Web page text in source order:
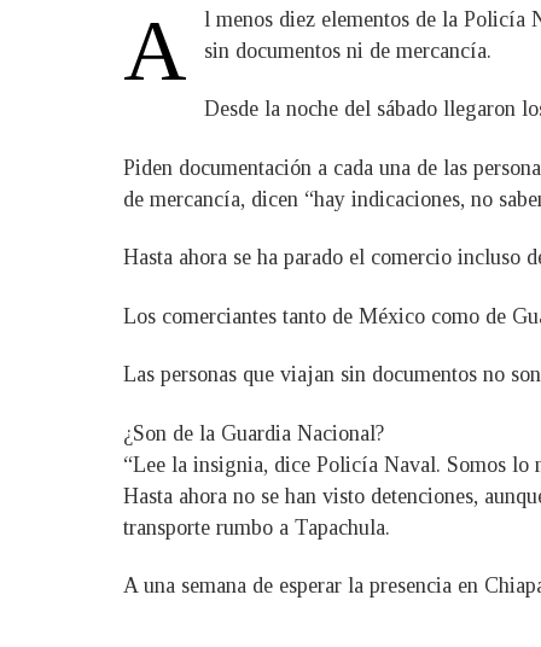
A
l menos diez elementos de la Policía
sin documentos ni de mercancía.
Desde la noche del sábado llegaron
Piden documentación a cada una de las
de mercancía, dicen “hay indicaciones, no
Hasta ahora se ha parado el comercio incluso
Los comerciantes tanto de México como de
Las personas que viajan sin documentos no
¿Son de la Guardia Nacional?
“Lee la insignia, dice Policía Naval. Somos lo
Hasta ahora no se han visto detenciones,
transporte rumbo a Tapachula.
A una semana de esperar la presencia en